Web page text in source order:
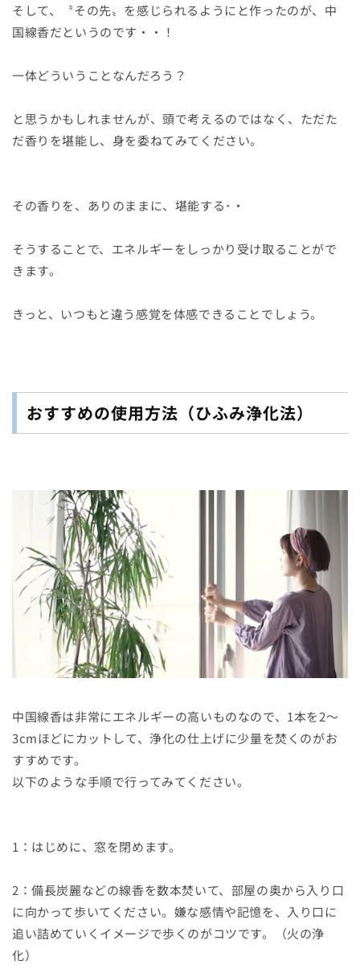
そして、〝その先〟を感じられるようにと作ったのが、中
国線香だというのです・・！
一体どういうことなんだろう？
と思うかもしれませんが、頭で考えるのではなく、ただた
だ香りを堪能し、身を委ねてみてください。
その香りを、ありのままに、堪能する･・
そうすることで、エネルギーをしっかり受け取ることがで
きます。
きっと、いつもと違う感覚を体感できることでしょう。
おすすめの使用方法（ひふみ浄化法）
中国線香は非常にエネルギーの高いものなので、1本を2～
3cmほどにカットして、浄化の仕上げに少量を焚くのがお
すすめです。
以下のような手順で行ってみてください。
1：はじめに、窓を閉めます。
2：備長炭麗などの線香を数本焚いて、部屋の奥から入り口
に向かって歩いてください。嫌な感情や記憶を、入り口に
追い詰めていくイメージで歩くのがコツです。（火の浄
化）